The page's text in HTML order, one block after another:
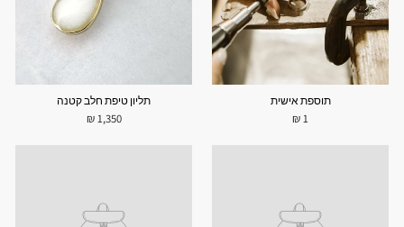
תוספת אישית
1 ₪
תליון טיפת חלב קטנה
1,350 ₪